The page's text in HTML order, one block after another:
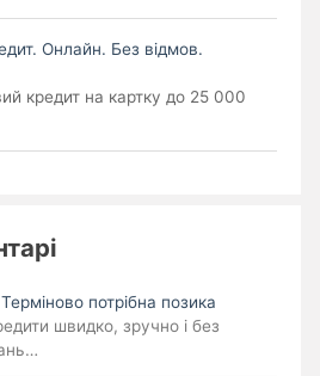
Онлайн. Без відмов.
кредит на картку до 25 000
Терміново потрібна позика
швидко, зручно і без